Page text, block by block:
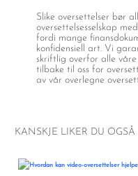
Slike oversettelser bør
oversettelsesselskap
fordi mange
konfidensiell art. Vi
skriftlig overfor alle våre
tilbake til oss for
av vår overlegne
KANSKJE LIKER DU OGSÅ